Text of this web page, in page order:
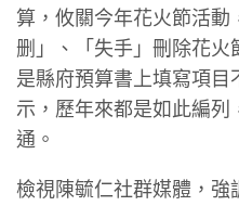
算，攸關今年花火節活
删」、「失手」刪除花火
是縣府預算書上填寫項
示，歷年來都是如此編
通。
檢視陳毓仁社群媒體，